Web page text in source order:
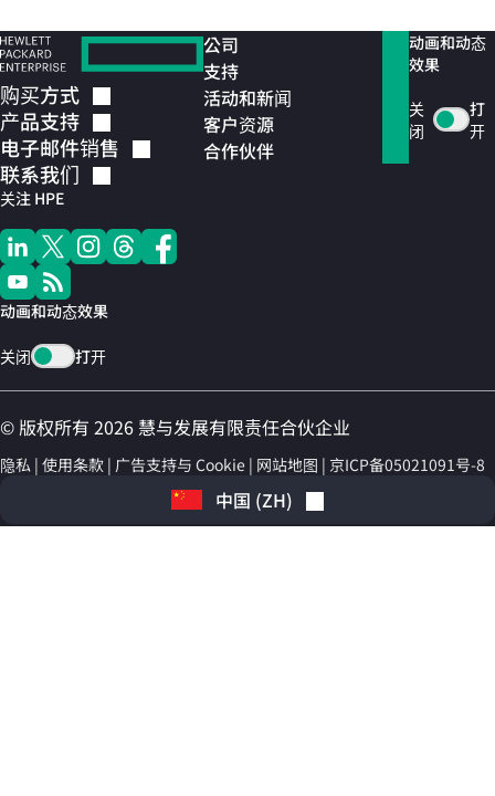
购买方式
产品支持
电子邮件销售
联系我们
关注 HPE
动画和动态效果
关闭 打开
公司
支持
活动和新闻
客户资源
合作伙伴
动画和动态
效果
关
闭
打
开
© 版权所有 2026 慧与发展有限责任合伙企业
隐私 使用条款 广告支持与 Cookie 网站地图 京ICP备05021091号-8
中国 (ZH)